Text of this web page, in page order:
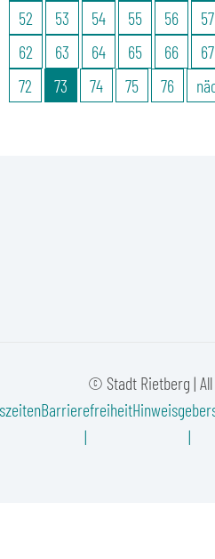
52
53 54 55 56 57
62
63 64 65 66 67
72
73 74 75 76
© Stadt Rietberg | All
Barrierefreiheit